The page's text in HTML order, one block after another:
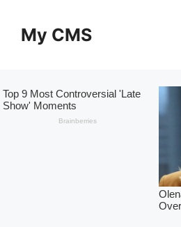
contentMy CMS